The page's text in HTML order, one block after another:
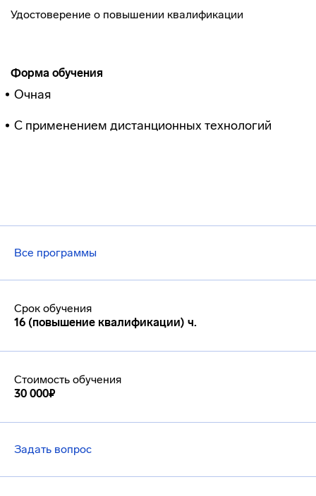
Все программы
Срок обучения
16 (повышение квалификации) ч.
Стоимость обучения
30 000₽
Задать вопрос
Удостоверение о повышении квалификации
Форма обучения
Очная
С применением дистанционных технологий